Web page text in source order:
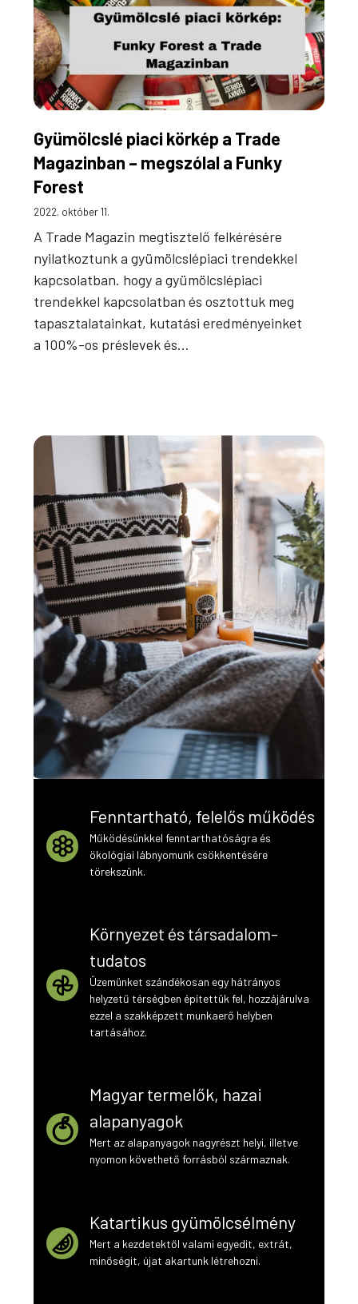
Gyümölcslé piaci körkép a Trade
Magazinban – megszólal a Funky
Forest
2022. október 11.
A Trade Magazin megtisztelő felkérésére
nyilatkoztunk a gyümölcslépiaci trendekkel
kapcsolatban. hogy a gyümölcslépiaci
trendekkel kapcsolatban és osztottuk meg
tapasztalatainkat, kutatási eredményeinket
a 100%-os préslevek és…
Fenntartható, felelős működés
Működésünkkel fenntarthatóságra és
ökológiai lábnyomunk csökkentésére
törekszünk.
Környezet és társadalom-
tudatos
Üzemünket szándékosan egy hátrányos
helyzetű térségben építettük fel, hozzájárulva
ezzel a szakképzett munkaerő helyben
tartásához.
Magyar termelők, hazai
alapanyagok
Mert az alapanyagok nagyrészt helyi, illetve
nyomon követhető forrásból származnak.
Katartikus gyümölcsélmény
Mert a kezdetektől valami egyedit, extrát,
minőségit, újat akartunk létrehozni.